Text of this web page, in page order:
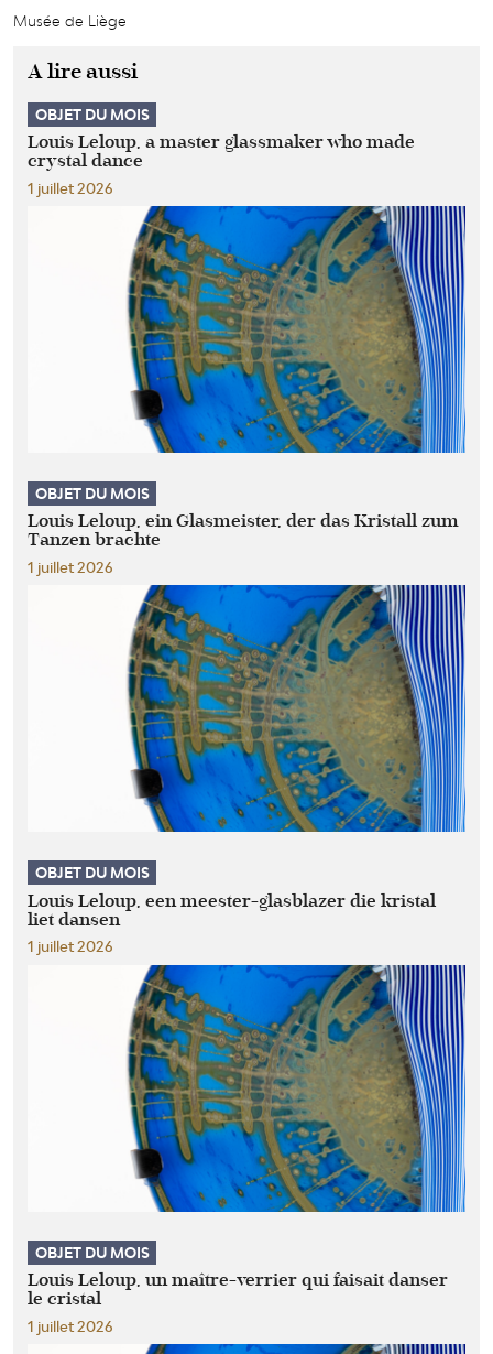
Musée de Liège
A lire aussi
OBJET DU MOIS
Louis Leloup, a master glassmaker who made
crystal dance
1 juillet 2026
OBJET DU MOIS
Louis Leloup, ein Glasmeister, der das Kristall zum
Tanzen brachte
1 juillet 2026
OBJET DU MOIS
Louis Leloup, een meester-glasblazer die kristal
liet dansen
1 juillet 2026
OBJET DU MOIS
Louis Leloup, un maître-verrier qui faisait danser
le cristal
1 juillet 2026